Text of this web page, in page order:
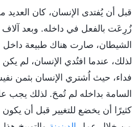
قبل أن يُفتدى الإنسان، كان
زُرِعَت بالفعل في داخله. وبعد
الشيطان، صارت هناك طبيعة داخل
لذلك، عندما افتُدي الإنسان، لم
فداء، حيث اُشتري الإنسان بثمن
السامة بداخله لم تُمحَ. لذلك يجب
كثيرًا أن يخضع للتغيير قبل أن